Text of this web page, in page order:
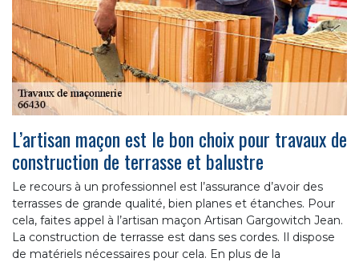
L’artisan maçon est le bon choix pour travaux de
construction de terrasse et balustre
Le recours à un professionnel est l’assurance d’avoir des
terrasses de grande qualité, bien planes et étanches. Pour
cela, faites appel à l’artisan maçon Artisan Gargowitch Jean.
La construction de terrasse est dans ses cordes. Il dispose
de matériels nécessaires pour cela. En plus de la